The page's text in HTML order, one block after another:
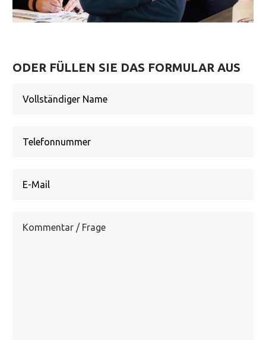
ODER FÜLLEN SIE DAS FORMULAR AUS